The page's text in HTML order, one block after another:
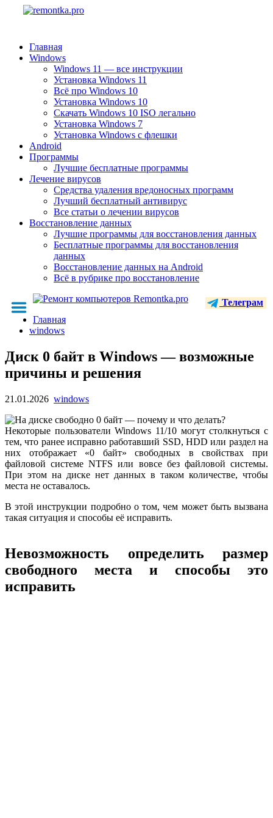
Главная
Windows
Windows 11 — все инструкции
Установка Windows 11
Всё про Windows 10
Установка Windows 10
Скачать Windows 10 ISO легально
Установка Windows 7
Установка Windows с флешки
Android
Программы
Лучшие бесплатные программы
Лечение вирусов
Средства удаления вредоносных программ
Лучший бесплатный антивирус
Все статьи о лечении вирусов
Восстановление данных
Лучшие программы для восстановления данных
Бесплатные программы для восстановления
данных
Восстановление данных на Android
Всё в рубрике про восстановление
Телеграм
Главная
windows
Диск 0 байт в Windows — возможные
причины и решения
21.01.2026 windows
Некоторые пользователи Windows 11/10 могут столкнуться с
тем, что ранее исправно работавший SSD, HDD или раздел на
них отображает «0 байт» свободных в свойствах при
файловой системе NTFS или вовсе без файловой системы.
При этом на диске нет данных в таком количестве, чтобы
места не оставалось.
В этой инструкции подробно о том, чем может быть вызвана
такая ситуация и способы её исправить.
Невозможность определить размер
свободного места и способы это
исправить